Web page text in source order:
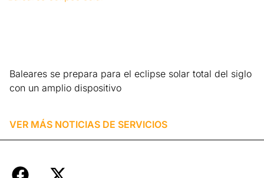
Baleares se prepara para el eclipse solar total del siglo
con un amplio dispositivo
VER MÁS NOTICIAS DE SERVICIOS